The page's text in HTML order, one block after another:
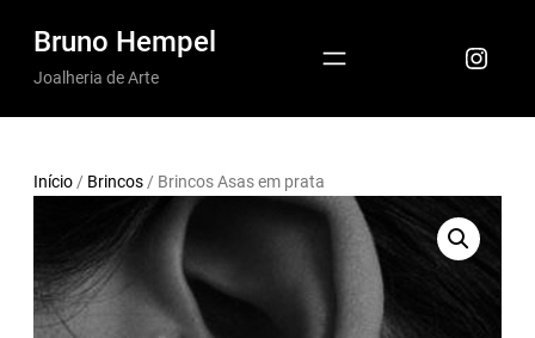
paraBruno Hempel
Joalheria de Arte
Início / Brincos / Brincos Asas em prata